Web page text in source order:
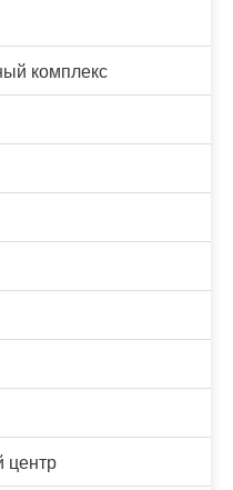
комплекс
центр